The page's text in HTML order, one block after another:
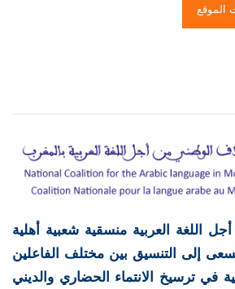
الموقع
اللغة العربية منسقية شعبية أهلية
إلى التنسيق بين مختلف الفاعلين
في ترسيخ الانتماء الحضاري والديني